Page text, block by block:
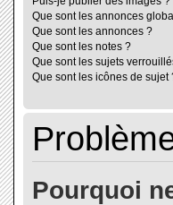
Que sont les annonces
Que sont les annonces ?
Que sont les notes ?
Que sont les sujets
Que sont les icônes de sujet
Pourquoi